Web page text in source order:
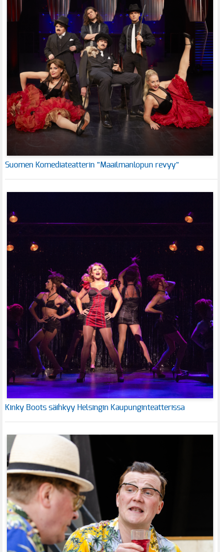
Suomen Komediateatterin ”Maailmanlopun revyy”
Kinky Boots säihkyy Helsingin Kaupunginteatterissa